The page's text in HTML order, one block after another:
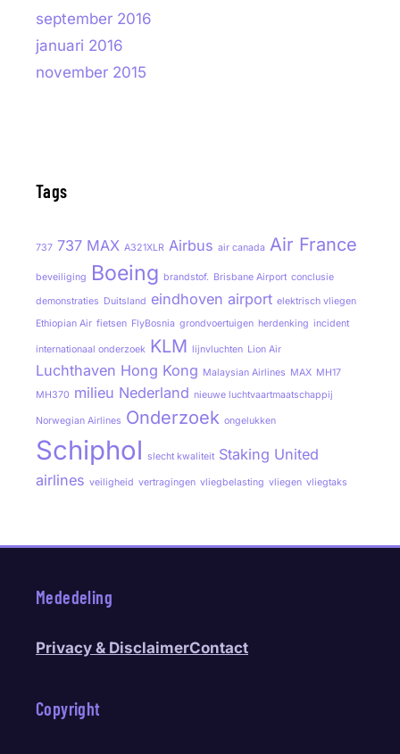
september 2016
januari 2016
november 2015
Tags
737 737 MAX A321XLR Airbus air canada Air France
beveiliging Boeing brandstof. Brisbane Airport conclusie
demonstraties Duitsland eindhoven airport elektrisch vliegen
Ethiopian Air fietsen FlyBosnia grondvoertuigen herdenking incident
internationaal onderzoek KLM lijnvluchten Lion Air
Luchthaven Hong Kong Malaysian Airlines MAX MH17
MH370 milieu Nederland nieuwe luchtvaartmaatschappij
Norwegian Airlines Onderzoek ongelukken
Schiphol slecht kwaliteit Staking United
airlines veiligheid vertragingen vliegbelasting vliegen vliegtaks
Mededeling
Privacy & DisclaimerContact
Copyright